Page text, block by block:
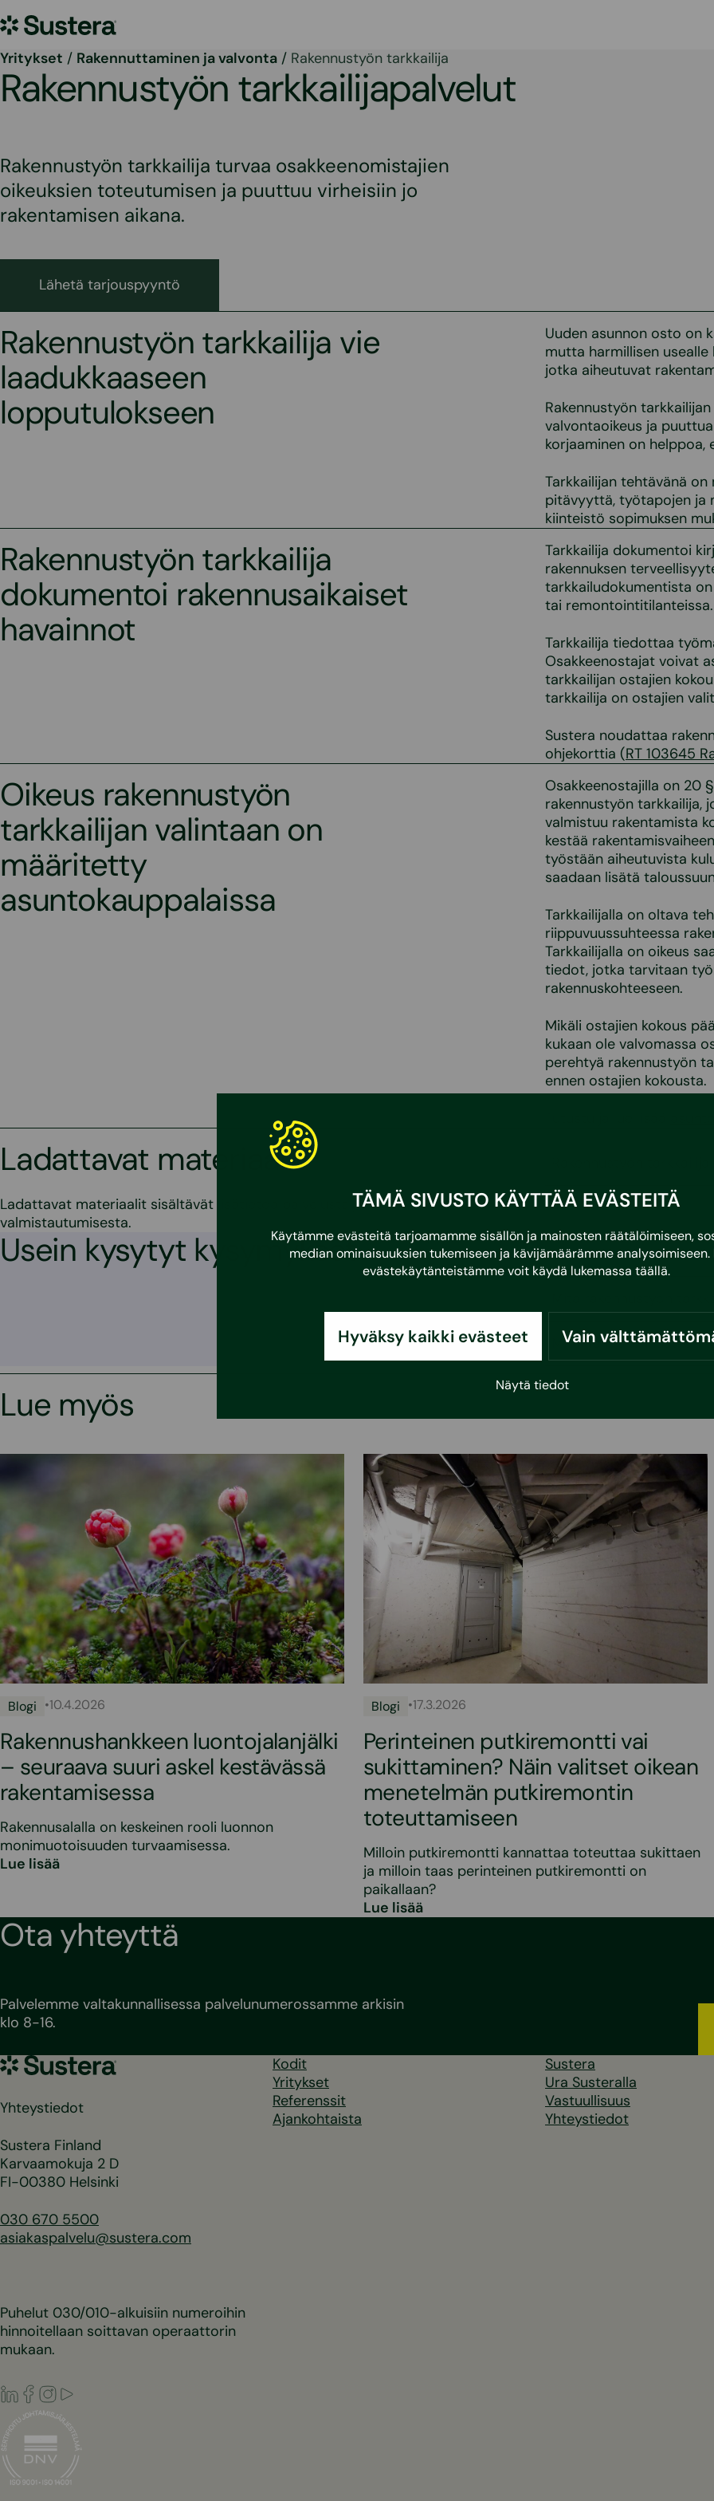
TÄMÄ SIVUSTO KÄYTTÄÄ EVÄSTEITÄ
Käytämme evästeitä tarjoamamme sisällön ja mainosten räätälöimiseen,
median ominaisuuksien tukemiseen ja kävijämäärämme analysoimiseen.
evästekäytänteistämme voit käydä lukemassa täällä.
Hyväksy kaikki evästeet Vain
Näytä tiedot
sisältöön
Sustera
Yritykset / Rakennuttaminen ja valvonta / Rakennustyön tarkkailija
Rakennustyön tarkkailijapalvelut
Rakennustyön tarkkailija turvaa osakkeenomistajien
oikeuksien toteutumisen ja puuttuu virheisiin jo
rakentamisen aikana.
Lähetä tarjouspyyntö
Rakennustyön tarkkailija vie
laadukkaaseen
lopputulokseen
Uuden asunnon osto on
mutta harmillisen
jotka aiheutuvat
Rakennustyön
valvontaoikeus ja
korjaaminen on helppoa,
Tarkkailijan tehtävänä
pitävyyttä, työtapojen ja
kiinteistö sopimuksen
Rakennustyön tarkkailija
dokumentoi rakennusaikaiset
havainnot
Tarkkailija dokumentoi
rakennuksen
tarkkailudokumentista
tai remontointitilanteissa.
Tarkkailija tiedottaa
Osakkeenostajat voivat
tarkkailijan ostajien
tarkkailija on ostajien
Sustera noudattaa
ohjekorttia (RT 103645
Oikeus rakennustyön
tarkkailijan valintaan on
määritetty
asuntokauppalaissa
Osakkeenostajilla on 20
rakennustyön tarkkailija,
valmistuu rakentamista
kestää
työstään aiheutuvista
saadaan lisätä
Tarkkailijalla on oltava
riippuvuussuhteessa
Tarkkailijalla on oikeus
tiedot, jotka tarvitaan
rakennuskohteeseen.
Mikäli ostajien kokous
kukaan ole valvomassa
perehtyä rakennustyön
ennen ostajien kokousta.
Ladattavat materiaalit
Ladattavat materiaalit sisältävät lisätietoa palvelusta ja siihen
valmistautumisesta.
Usein kysytyt kysymykset Mikä rakennustyön
Mitä rakennustyön
Millainen
Lue myös
Blogi •10.4.2026
Rakennushankkeen luontojalanjälki
– seuraava suuri askel kestävässä
rakentamisessa
Rakennusalalla on keskeinen rooli luonnon
monimuotoisuuden turvaamisessa.
Lue lisää
Blogi •17.3.2026
Perinteinen putkiremontti vai
sukittaminen? Näin valitset oikean
menetelmän putkiremontin
toteuttamiseen
Milloin putkiremontti kannattaa toteuttaa sukittaen
ja milloin taas perinteinen putkiremontti on
paikallaan?
Lue lisää
Ota yhteyttä
Palvelemme valtakunnallisessa palvelunumerossamme arkisin
klo 8-16.
Sustera
Yhteystiedot
Sustera Finland
Karvaamokuja 2 D
FI-00380 Helsinki
030 670 5500
asiakaspalvelu@sustera.com
Puhelut 030/010-alkuisiin numeroihin
hinnoitellaan soittavan operaattorin
mukaan.
LinkedIn
Facebook
Instagram
Kodit
Yritykset
Referenssit
Ajankohtaista
Sustera
Ura Susteralla
Vastuullisuus
Yhteystiedot